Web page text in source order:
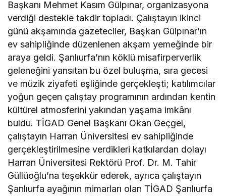
Başkanı Mehmet Kasım Gülpınar, organizasyona
verdiği destekle takdir topladı. Çalıştayın ikinci
günü akşamında gazeteciler, Başkan Gülpınar’ın
ev sahipliğinde düzenlenen akşam yemeğinde bir
araya geldi. Şanlıurfa’nın köklü misafirperverlik
geleneğini yansıtan bu özel buluşma, sıra gecesi
ve müzik ziyafeti eşliğinde gerçekleşti; katılımcılar
yoğun geçen çalıştay programının ardından kentin
kültürel atmosferini yakından yaşama imkânı
buldu. TİGAD Genel Başkanı Okan Geçgel,
çalıştayın Harran Üniversitesi ev sahipliğinde
gerçekleştirilmesine verdikleri katkılardan dolayı
Harran Üniversitesi Rektörü Prof. Dr. M. Tahir
Güllüoğlu’na teşekkür ederek, ayrıca çalıştayın
Şanlıurfa ayağının mimarları olan TİGAD Şanlıurfa